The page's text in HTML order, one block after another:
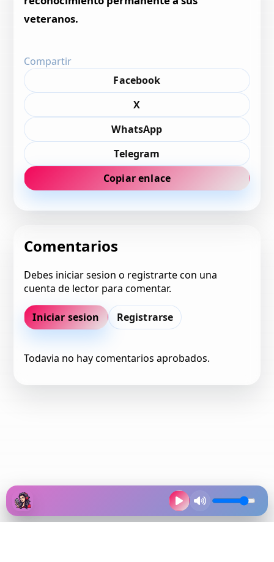
veteranos.
Compartir
Facebook
X
WhatsApp
Telegram
Copiar enlace
Comentarios
Debes iniciar sesion o registrarte con una
cuenta de lector para comentar.
Iniciar sesion Registrarse
Todavia no hay comentarios aprobados.